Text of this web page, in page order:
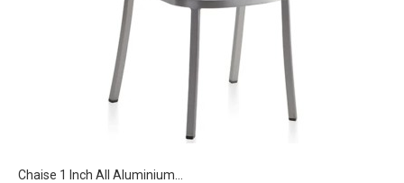
Chaise 1 Inch All Aluminium...